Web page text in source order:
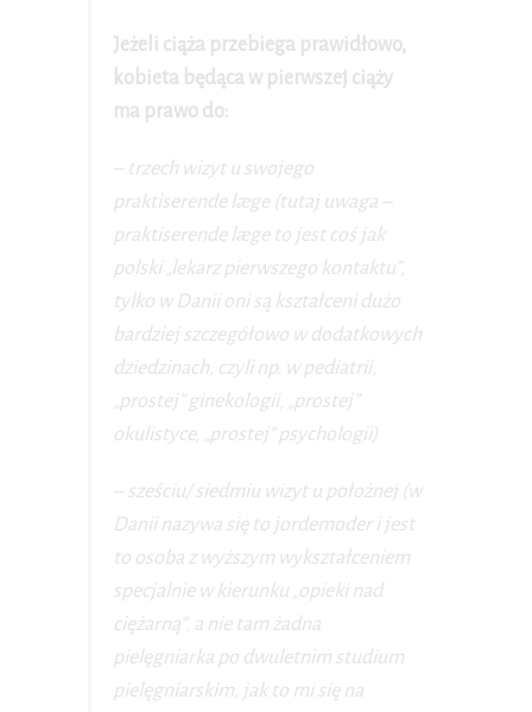
Jeżeli ciąża przebiega prawidłowo,
kobieta będąca w pierwszej ciąży
ma prawo do:
– trzech wizyt u swojego
praktiserende læge (tutaj uwaga –
praktiserende læge to jest coś jak
polski „lekarz pierwszego kontaktu”,
tylko w Danii oni są kształceni dużo
bardziej szczegółowo w dodatkowych
dziedzinach, czyli np. w pediatrii,
„prostej” ginekologii, „prostej”
okulistyce, „prostej” psychologii)
– sześciu/ siedmiu wizyt u położnej (w
Danii nazywa się to jordemoder i jest
to osoba z wyższym wykształceniem
specjalnie w kierunku „opieki nad
ciężarną”, a nie tam żadna
pielęgniarka po dwuletnim studium
pielęgniarskim, jak to mi się na